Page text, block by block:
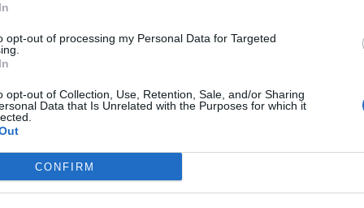
opt-out of processing my Personal Data for Targeted
opt-out of Collection, Use, Retention, Sale, and/or Sharing
Data that Is Unrelated with the Purposes for which it
CONFIRM
και ανοδική πορεία
Ψηφιακών
υψηλότερα και τα